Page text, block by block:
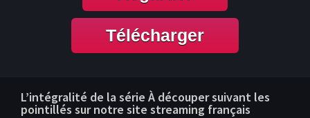
Télécharger
L’intégralité de la série À découper suivant les
pointillés sur notre site streaming français